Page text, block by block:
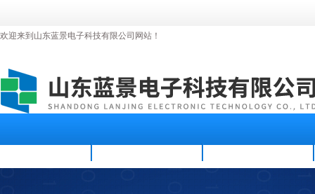
欢迎来到山东蓝景电子科技有限公司网站！